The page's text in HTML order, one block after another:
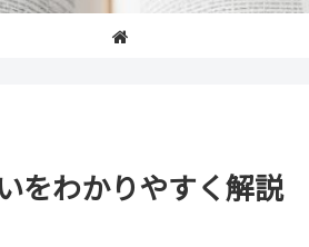
をわかりやすく解説